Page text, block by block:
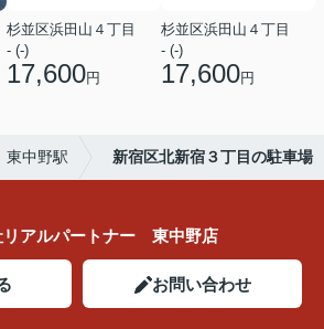
杉並区浜田山４丁目
- (-)
17,600円
杉並区浜田山４丁目
- (-)
17,600円
東中野駅 新宿区北新宿３丁目の駐車場
リアルパートナー 東中野店
お問い合わせ